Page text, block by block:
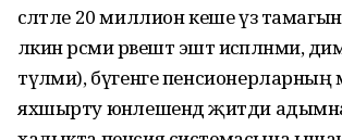
сәләтле 20 миллион кеше үз
ләкин рәсми рәвештә эштә исәпләнми,
түләми), бүгенге пенсионерларның
яхшырту юнәлешендә җитди